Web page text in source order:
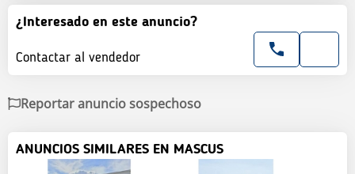
¿Interesado en este anuncio?
Contactar al vendedor
Reportar anuncio sospechoso
ANUNCIOS SIMILARES EN MASCUS